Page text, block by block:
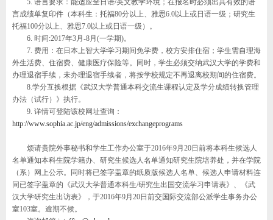
言成绩单复印件（本科生：托福80分以上、雅思6.0以上或日语一级；研究生
托福100分以上、雅思7.0以上或日语一级）。
6. 时间:2017年3月-8月(一学期)。
7. 费用：在日本上智大学学习期间免学费，校方安排住宿；学生需自理海
外生活费、住宿费、健康医疗保险等。同时，学生必须交纳武汉大学的学费和
办理退宿手续，未办理退宿手续者，将按学校规定不再退离校期间的住宿费。
8. 学分互换根据《武汉大学普通本科交流生课程认定及学分成绩转换管理
办法（试行）》执行。
9. 详情可登陆该校网址查询：
http://www.sophia.ac.jp/eng/admissions/exchangeprograms
烦请贵院外事秘书和学生工作办公室于2016年9月20日前将本科生候选人
名单通知本科生院学籍办、研究生候选人名单通知研究生院培养处，并在学院
（系）网上公示。同时将已签字盖章的纸质版候选人名单、候选人申请材料连
同已签字盖章的《武汉大学普通本科生/研究生出国交流学习申请表》、《武
汉大学研究生出访表》，于2016年9月20日前交国际交流部公派学生事务办公
室103室。逾期不候。